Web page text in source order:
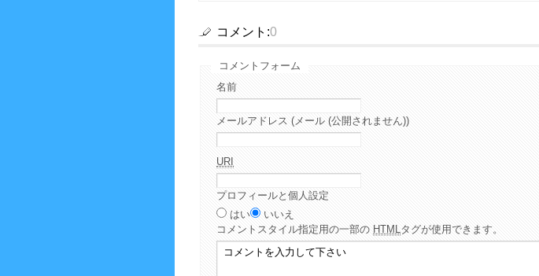
コメント:0
コメントフォーム
名前
メールアドレス (メール (公開されません))
URI
プロフィールと個人設定
はい
いいえ
コメント スタイル指定用の一部の HTMLタグが使用できます。